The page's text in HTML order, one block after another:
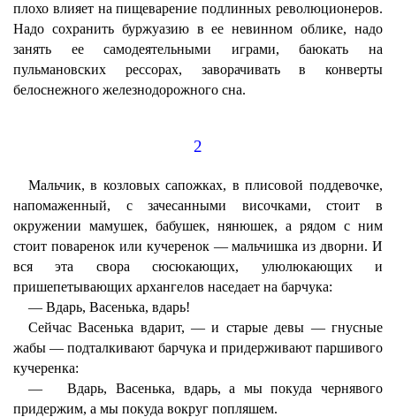
плохо влияет на пищеварение подлинных революционеров.
Надо сохранить буржуазию в ее невинном облике, надо
занять ее самодеятельными играми, баюкать на
пульмановских рессорах, заворачивать в конверты
белоснежного железнодорожного сна.
2
Мальчик, в козловых сапожках, в плисовой поддевочке,
напомаженный, с зачесанными височками, стоит в
окружении мамушек, бабушек, нянюшек, а рядом с ним
стоит поваренок или кучеренок — мальчишка из дворни. И
вся эта свора сюсюкающих, улюлюкающих и
пришепетывающих архангелов наседает на барчука:
— Вдарь, Васенька, вдарь!
Сейчас Васенька вдарит, — и старые девы — гнусные
жабы — подталкивают барчука и придерживают паршивого
кучеренка:
— Вдарь, Васенька, вдарь, а мы покуда чернявого
придержим, а мы покуда вокруг попляшем.